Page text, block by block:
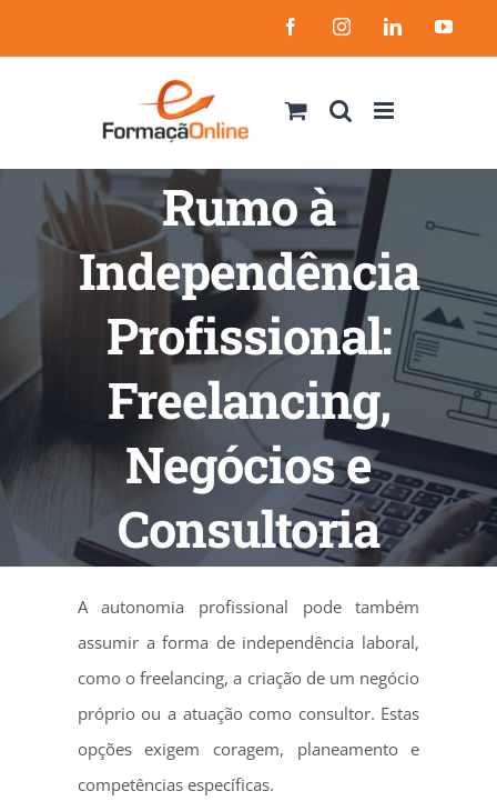
to
FacebookInstagramLinkedIn
Rumo à
Independência
Profissional:
Freelancing,
Negócios e
Consultoria
A autonomia profissional pode também
assumir a forma de independência laboral,
como o freelancing, a criação de um negócio
próprio ou a atuação como consultor. Estas
opções exigem coragem, planeamento e
competências específicas.